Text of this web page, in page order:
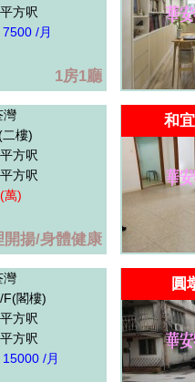
方呎
/月
1房1廳
灣
樓)
方呎
方呎
萬)
開揚/身體健康
和
灣
F(閣樓)
方呎
方呎
/月
圓